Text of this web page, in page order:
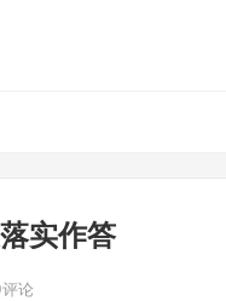
实作答
评论